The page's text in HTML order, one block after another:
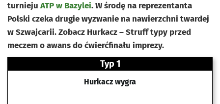
turnieju ATP w Bazylei. W środę na reprezentanta
Polski czeka drugie wyzwanie na nawierzchni twardej
w Szwajcarii. Zobacz Hurkacz – Struff typy przed
meczem o awans do ćwierćfinału imprezy.
Typ 1
Hurkacz wygra